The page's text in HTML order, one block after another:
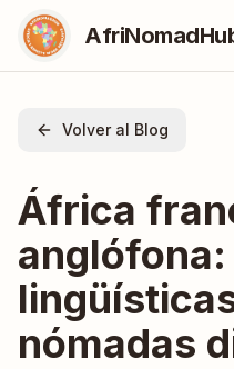
Volver al Blog
África
nómadas